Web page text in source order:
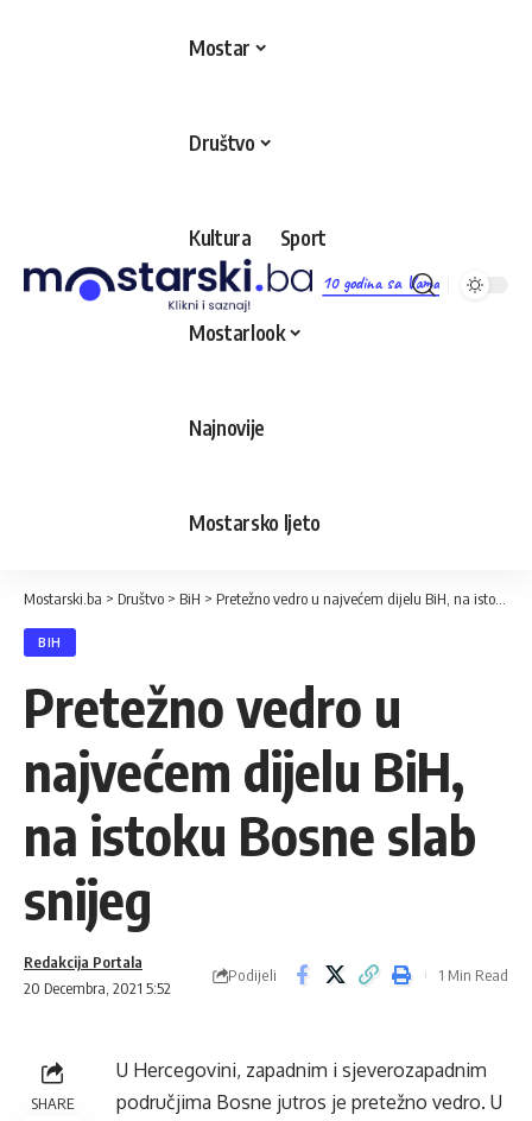
10 godina sa Vama
Mostar
Društvo
Kultura Sport
Mostarlook
Najnovije
Mostarsko ljeto
Mostarski.ba > Društvo > BiH > Pretežno vedro u najvećem dijelu BiH, na istoku Bosne slab snijeg
BIH
Pretežno vedro u
najvećem dijelu BiH,
na istoku Bosne slab
snijeg
20 Decembra, 2021 5:52
Redakcija Portala
Podijeli 1 Min Read
SHARE
U Hercegovini, zapadnim i sjeverozapadnim
područjima Bosne jutros je pretežno vedro. U